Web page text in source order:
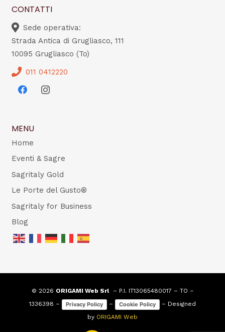
CONTATTI
Sede operativa:
Strada Antica di Grugliasco, 111
10095 Grugliasco (To)
011 0412220
MENU
Home
Eventi & Sagre
Sagritaly Gold
Le Porte del Gusto®
Sagritaly for Business
Blog
© 2026 ORIGAMI Web Srl– P.I. IT13065480017 – TO –
1336398 –
Privacy Policy – Cookie Policy
– Designed
by ORIGAMI Web